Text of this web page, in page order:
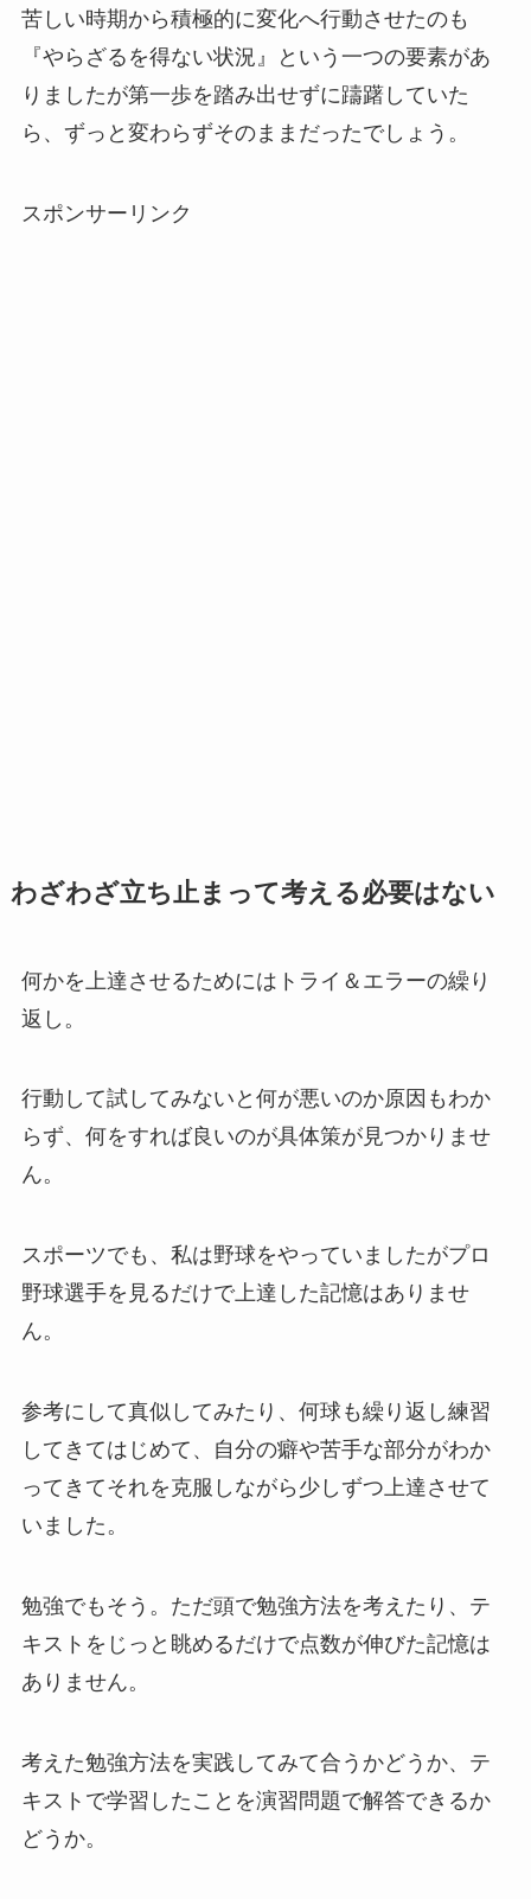
苦しい時期から積極的に変化へ行動させたのも
『やらざるを得ない状況』という一つの要素があ
りましたが第一歩を踏み出せずに躊躇していた
ら、ずっと変わらずそのままだったでしょう。
スポンサーリンク
わざわざ立ち止まって考える必要はない
何かを上達させるためにはトライ＆エラーの繰り
返し。
行動して試してみないと何が悪いのか原因もわか
らず、何をすれば良いのが具体策が見つかりませ
ん。
スポーツでも、私は野球をやっていましたがプロ
野球選手を見るだけで上達した記憶はありませ
ん。
参考にして真似してみたり、何球も繰り返し練習
してきてはじめて、自分の癖や苦手な部分がわか
ってきてそれを克服しながら少しずつ上達させて
いました。
勉強でもそう。ただ頭で勉強方法を考えたり、テ
キストをじっと眺めるだけで点数が伸びた記憶は
ありません。
考えた勉強方法を実践してみて合うかどうか、テ
キストで学習したことを演習問題で解答できるか
どうか。